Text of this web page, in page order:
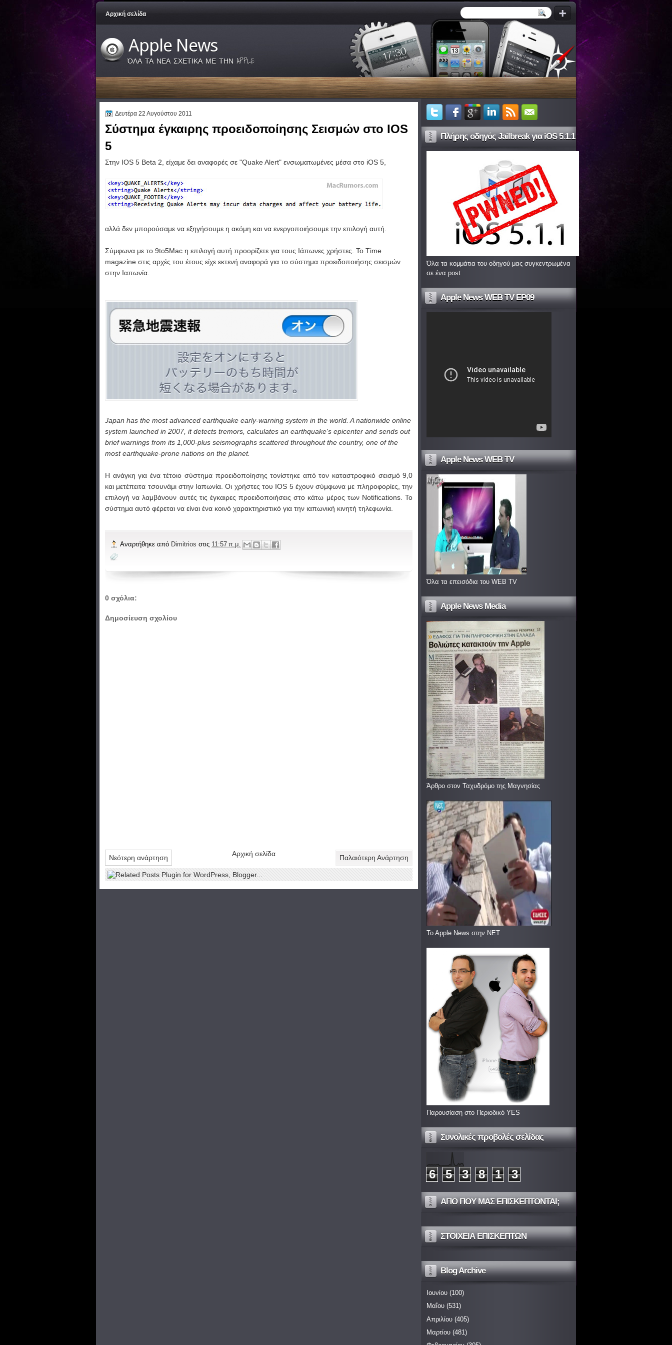
Αρχική σελίδα
Apple News
ΌΛΑ ΤΑ ΝΕΑ ΣΧΕΤΙΚΑ ΜΕ ΤΗΝ APPLE
Δευτέρα 22 Αυγούστου 2011
Σύστημα έγκαιρης προειδοποίησης Σεισμών στο IOS
5
Στην IOS 5 Beta 2 είχαμε δει αναφορές σε "QuakeAlert" ενσωματωμένες μέσα στο iOS 5,
αλλά δεν μπορούσαμε να εξηγήσουμε η ακόμη και να ενεργοποιήσουμε την επιλογή αυτή.
Σύμφωνα με το 9to5Mac η επιλογή αυτή προορίζετε για τους Ιάπωνες χρήστες. Το Τime
magazine στις αρχές του έτους είχε εκτενή αναφορά για το σύστημα προειδοποιήσης σεισμών
στην Ιαπωνία.
Japan has the most advanced earthquake early-warning system in the world. A nationwide online
system launched in 2007, it detects tremors, calculates an earthquake's epicenter and sends out
brief warnings from its 1,000-plus seismographs scattered throughout the country, one of the
most earthquake-prone nations on the planet.
Η ανάγκη για ένα τέτοιο σύστημα προειδοποίησης τονίστηκε από τον καταστροφικό σεισμό 9,0
και μετέπειτα τσουνάμι στην Ιαπωνία . Οι χρήστες του IOS 5 έχουν σύμφωνα με πληροφορίες ,την
επιλογή να λαμβάνουν αυτές τις έγκαιρες προειδοποιήσειςστο κάτω μέρος των Notifications.Το
σύστημα αυτό φέρεται να είναι ένα κοινό χαρακτηριστικό για την ιαπωνική κινητή τηλεφωνία
Αναρτήθηκε από Dimitrios στις 11:57 π.μ.
0 σχόλια:
Δημοσίευση σχολίου
Νεότερη ανάρτηση Παλαιότερη Ανάρτηση
Αρχική σελίδα
Πλήρης οδηγός Jailbreak για iOS 5.1.1
Όλα τα κομμάτια του οδηγού μας συγκεντρωμένα
σε ένα post
Apple News WEB TV EP09
Apple News WEB TV
Όλα τα επεισόδια του WEB TV
Apple News Media
Άρθρο στον Ταχυδρόμο της Μαγνησίας
To Apple News στην ΝΕΤ
Παρουσίαση στο Περιοδικό YES
Συνολικές προβολές σελίδας
6 5 3 8 1 3
ΑΠΟ ΠΟΥ ΜΑΣ ΕΠΙΣΚΕΠΤΟΝΤΑΙ;
ΣΤΟΙΧΕΙΑ ΕΠΙΣΚΕΠΤΩΝ
Blog Archive
Ιουνίου (100)
Μαΐου (531)
Απριλίου (405)
Μαρτίου (481)